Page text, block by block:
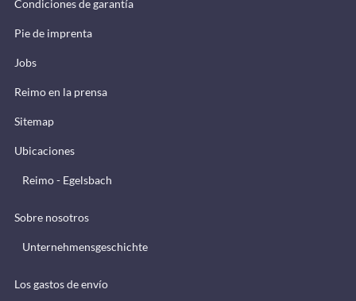
Condiciones de garantía
Pie de imprenta
Jobs
Reimo en la prensa
Sitemap
Ubicaciones
Reimo - Egelsbach
Sobre nosotros
Unternehmensgeschichte
Los gastos de envío